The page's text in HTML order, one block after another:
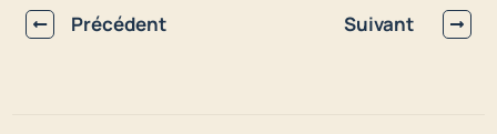
Précédent Suivant